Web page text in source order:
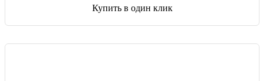
Купить в один клик